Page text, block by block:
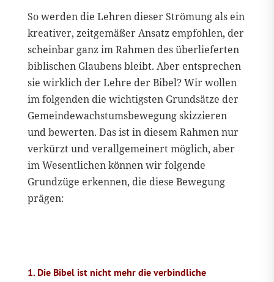
So werden die Lehren dieser Strömung als ein
kreativer, zeitgemäßer Ansatz empfohlen, der
scheinbar ganz im Rahmen des überlieferten
biblischen Glaubens bleibt. Aber entsprechen
sie wirklich der Lehre der Bibel? Wir wollen
im folgenden die wichtigsten Grundsätze der
Gemeindewachstumsbewegung skizzieren
und bewerten. Das ist in diesem Rahmen nur
verkürzt und verallgemeinert möglich, aber
im Wesentlichen können wir folgende
Grundzüge erkennen, die diese Bewegung
prägen:
1. Die Bibel ist nicht mehr die verbindliche